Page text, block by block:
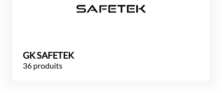
GK SAFETEK
36 produits